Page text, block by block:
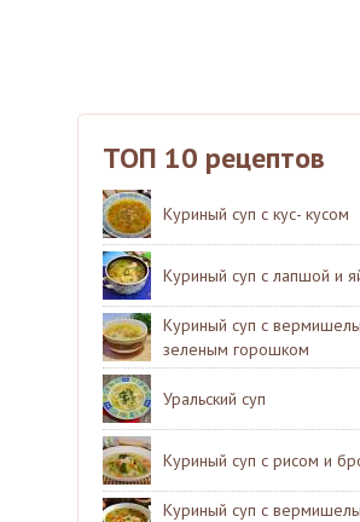
ТОП 10 рецептов
Куриный суп с кус- кусом
Куриный суп с лапшой и
Куриный суп с
зеленым горошком
Уральский суп
Куриный суп с рисом и
Куриный суп с